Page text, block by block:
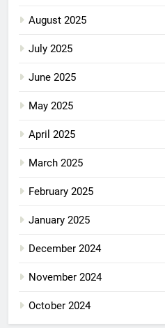
August 2025
July 2025
June 2025
May 2025
April 2025
March 2025
February 2025
January 2025
December 2024
November 2024
October 2024